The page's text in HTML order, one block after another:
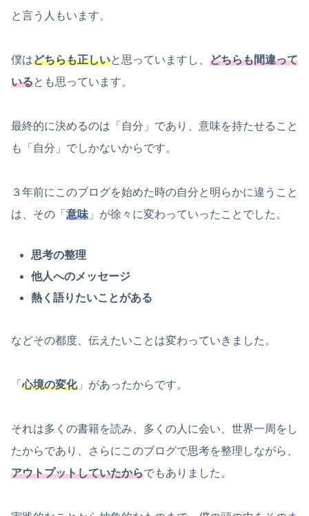
と言う人もいます。
僕はどちらも正しいと思っていますし、 どちらも間違って
いるとも思っています。
最終的に決めるのは「自分」であり、意味を持たせること
も「自分」でしかないからです。
３年前にこのブログを始めた時の自分と明らかに違うこと
は、その「 意味 」が徐々に変わっていったことでした。
思考の整理
他人へのメッセージ
熱く語りたいことがある
などその都度、伝えたいことは変わっていきました。
「心境の変化」があったからです。
それは多くの書籍を読み、多くの人に会い、世界一周をし
たからであり、さらにこのブログで思考を整理しながら、
アウトプットしていたからでもありました。